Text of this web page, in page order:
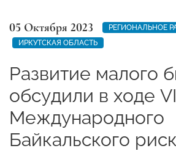
05 Октября 2023
РЕГИОНАЛЬНОЕ
ИРКУТСКАЯ ОБЛАСТЬ
Развитие малого
обсудили в ходе
Международного
Байкальского